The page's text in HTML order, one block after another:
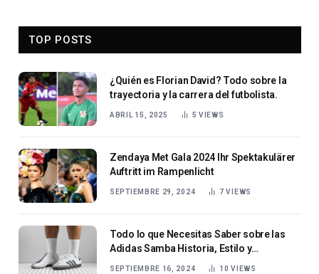
TOP POSTS
¿Quién es Florian David? Todo sobre la
trayectoria y la carrera del futbolista.
ABRIL 15, 2025 5 VIEWS
Zendaya Met Gala 2024 Ihr Spektakulärer
Auftritt im Rampenlicht
SEPTIEMBRE 29, 2024 7VIEWS
Todo lo que Necesitas Saber sobre las
Adidas Samba Historia, Estilo y
SEPTIEMBRE 16, 2024 10VIEWS